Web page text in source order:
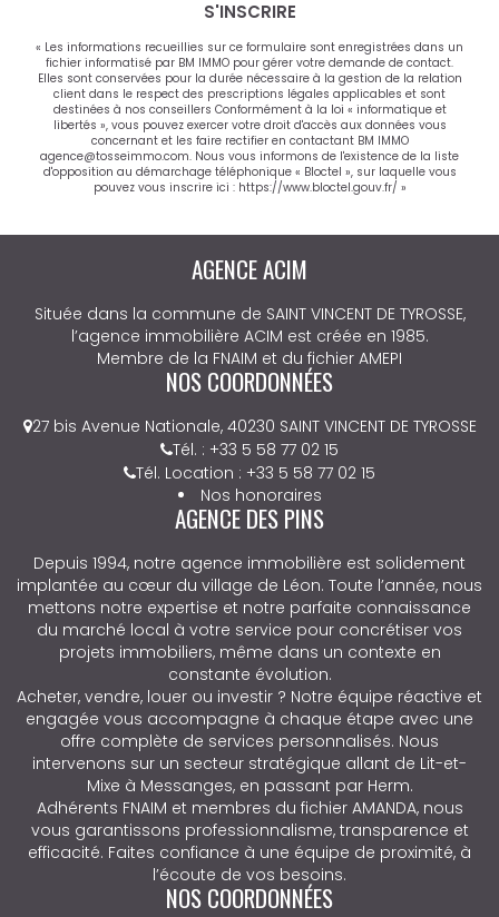
S'INSCRIRE
« Les informations recueillies sur ce formulaire sont enregistrées dans un
fichier informatisé par BM IMMO pour gérer votre demande de contact.
Elles sont conservées pour la durée nécessaire à la gestion de la relation
client dans le respect des prescriptions légales applicables et sont
destinées à nos conseillers Conformément à la loi « informatique et
libertés », vous pouvez exercer votre droit d'accès aux données vous
concernant et les faire rectifier en contactant BM IMMO
agence@tosseimmo.com. Nous vous informons de l'existence de la liste
d'opposition au démarchage téléphonique « Bloctel », sur laquelle vous
pouvez vous inscrire ici : https://www.bloctel.gouv.fr/ »
AGENCE ACIM
Située dans la commune de SAINT VINCENT DE TYROSSE,
l’agence immobilière ACIM est créée en 1985.
Membre de la FNAIM et du fichier AMEPI
NOS COORDONNÉES
27 bis Avenue Nationale, 40230 SAINT VINCENT DE TYROSSE
Tél. : +33 5 58 77 02 15
Tél. Location : +33 5 58 77 02 15
Nos honoraires
AGENCE DES PINS
Depuis 1994, notre agence immobilière est solidement
implantée au cœur du village de Léon. Toute l’année, nous
mettons notre expertise et notre parfaite connaissance
du marché local à votre service pour concrétiser vos
projets immobiliers, même dans un contexte en
constante évolution.
Acheter, vendre, louer ou investir ? Notre équipe réactive et
engagée vous accompagne à chaque étape avec une
offre complète de services personnalisés. Nous
intervenons sur un secteur stratégique allant de Lit-et-
Mixe à Messanges, en passant par Herm.
Adhérents FNAIM et membres du fichier AMANDA, nous
vous garantissons professionnalisme, transparence et
efficacité. Faites confiance à une équipe de proximité, à
l’écoute de vos besoins.
NOS COORDONNÉES